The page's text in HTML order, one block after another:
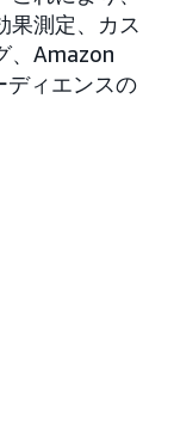
果測定、カス
、Amazon
ディエンスの